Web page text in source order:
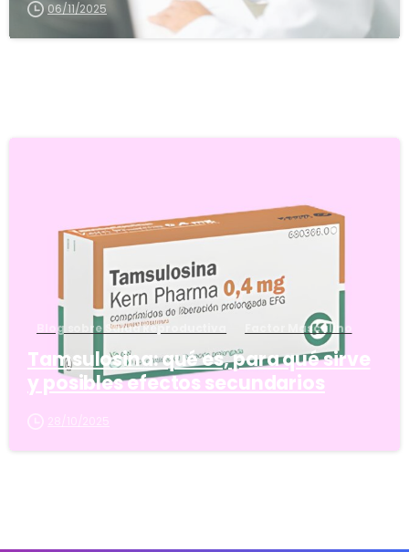
06/11/2025
Blog sobre Salud Reproductiva Factor Masculino
Tamsulosina: qué es, para qué sirve
y posibles efectos secundarios
28/10/2025